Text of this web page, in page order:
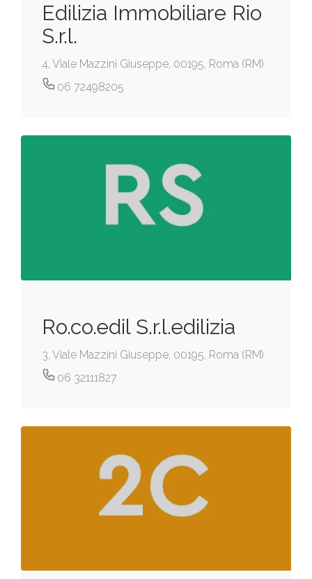
Edilizia Immobiliare Rio
S.r.l.
4, Viale Mazzini Giuseppe, 00195, Roma (RM)
06 72498205
Ro.co.edil S.r.l.edilizia
3, Viale Mazzini Giuseppe, 00195, Roma (RM)
06 32111827